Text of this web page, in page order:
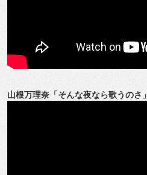
山根万理奈「そんな夜なら歌うのさ」